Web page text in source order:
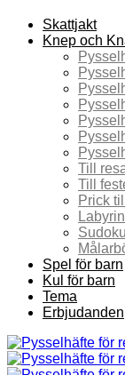
Skattjakt
Knep och
Till
Till
Prick
Sudoku
Spel för barn
Kul för barn
Tema
Erbjudanden